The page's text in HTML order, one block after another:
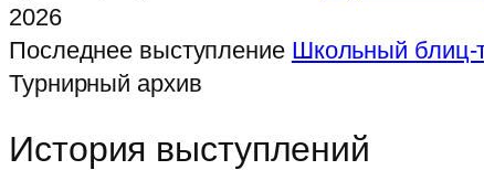
2026
Последнее выступление Школьный блиц-
Турнирный архив
История выступлений